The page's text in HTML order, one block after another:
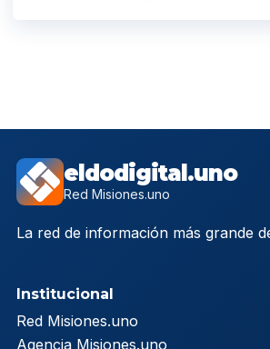
eldodigital.uno
Red Misiones.uno
La red de información más grande
Institucional
Red Misiones.uno
Agencia Misiones.uno